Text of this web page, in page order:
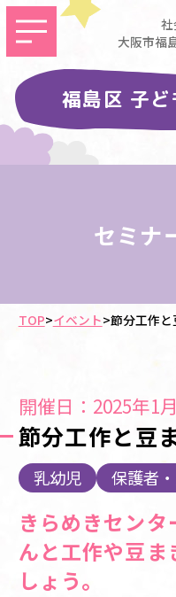
大阪市福
福島区 子
セミナ
TOP>イベント>節分工作と
開催日：2025年1
節分工作と豆
乳幼児 保護者
きらめきセン
んと工作や豆ま
しょう。